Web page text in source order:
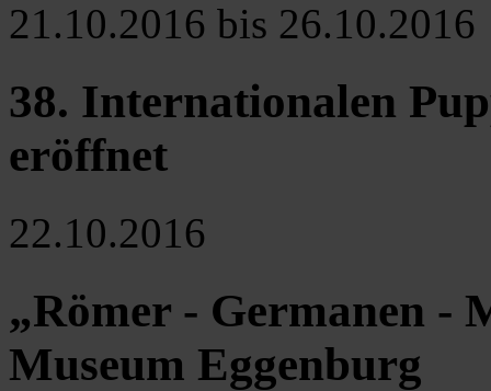
21.10.2016 bis 26.10.2016
38. Internationalen
eröffnet
22.10.2016
„Römer - Germanen
Museum Eggenburg